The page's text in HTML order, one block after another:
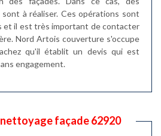
à réaliser. Ces opérations sont
et il est très important de contacter
Nord Artois couverture s'occupe
qu'il établit un devis qui est
engagement.
façade 62920